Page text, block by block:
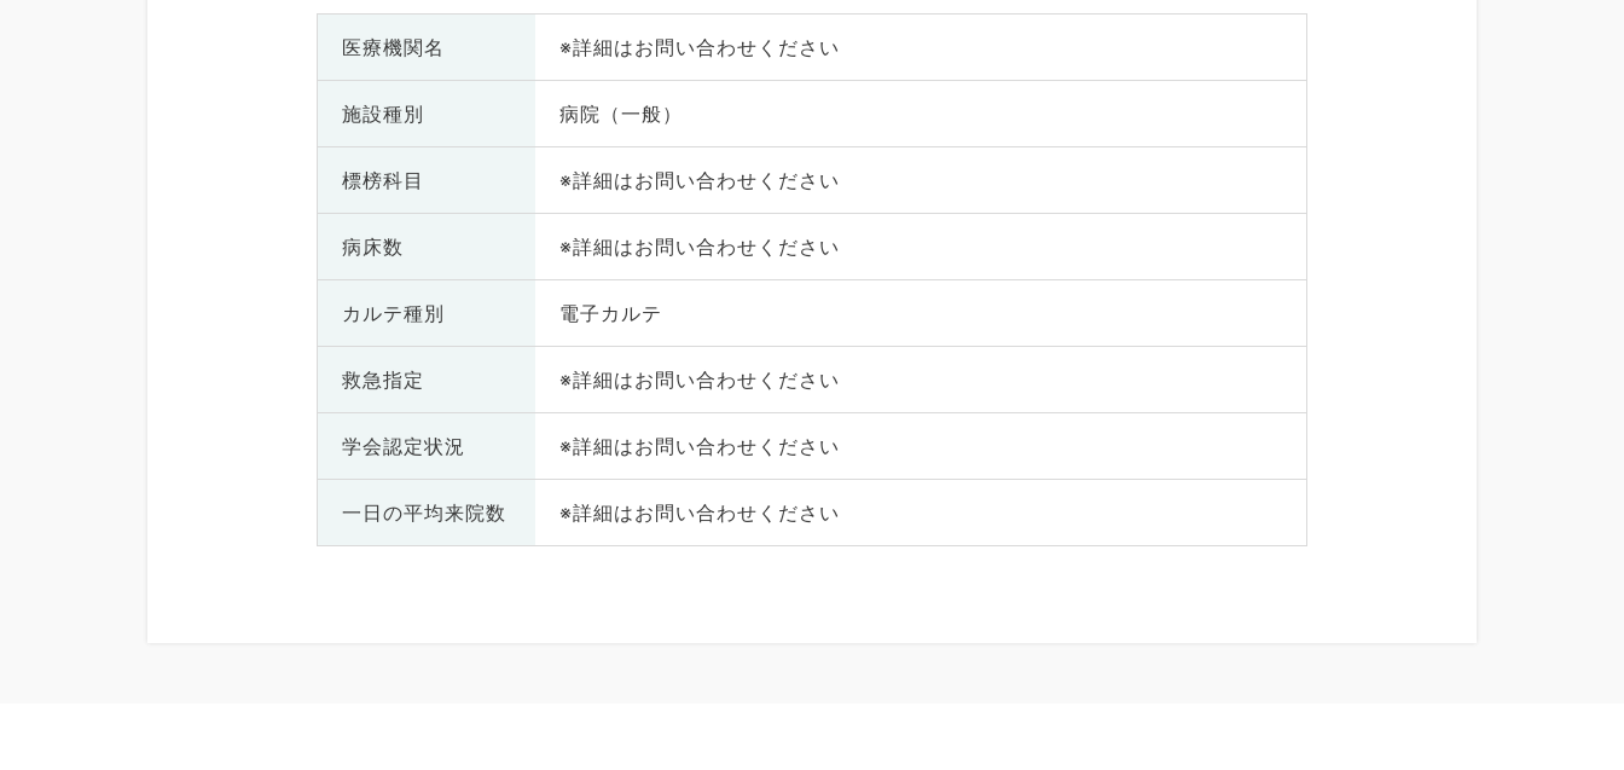
医療機関名 ※詳細はお問い合わせください
施設種別 病院（一般）
標榜科目 ※詳細はお問い合わせください
病床数 ※詳細はお問い合わせください
カルテ種別 電子カルテ
救急指定 ※詳細はお問い合わせください
学会認定状況 ※詳細はお問い合わせください
一日の平均来院数 ※詳細はお問い合わせください